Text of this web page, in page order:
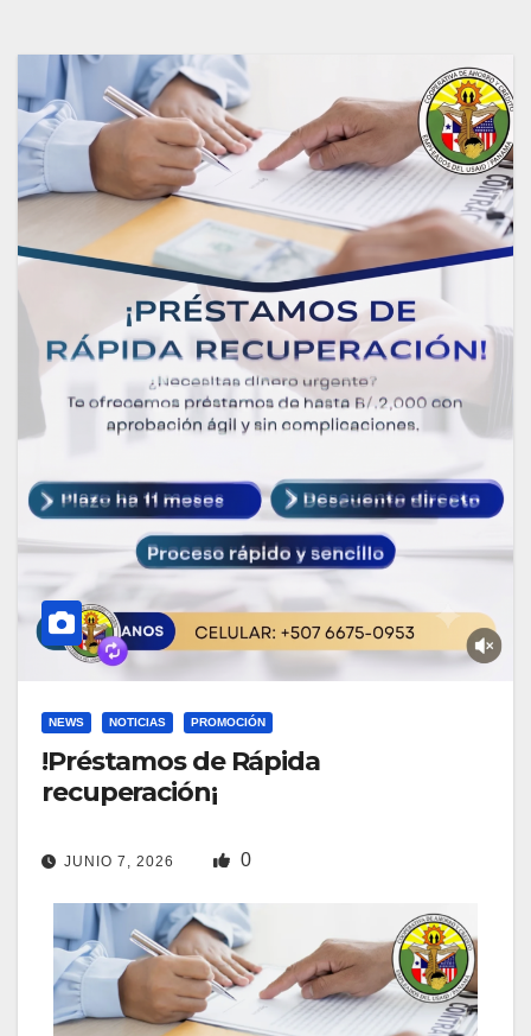
NEWS NOTICIAS PROMOCIÓN
!Préstamos de Rápida
recuperación¡
JUNIO 7, 2026 0